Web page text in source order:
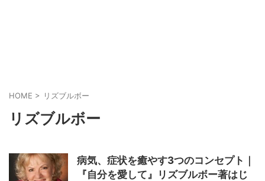
HOME > リズブルボー
リズブルボー
病気、症状を癒やす3つのコンセプト｜
『自分を愛して』リズブルボー著はじ